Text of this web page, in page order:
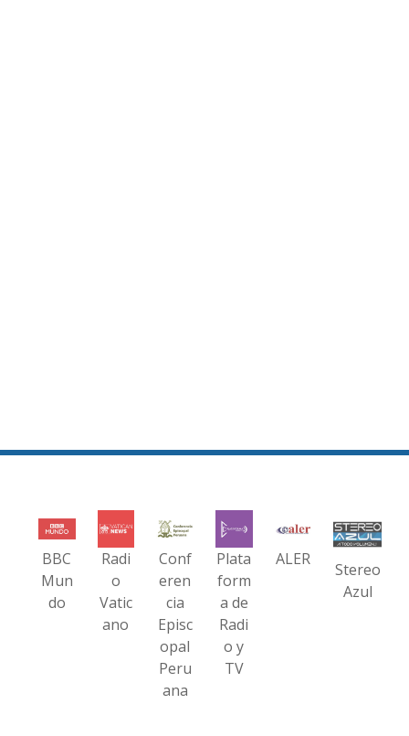
BBC
Mun
do
Radi
o
Vatic
ano
Conf
eren
cia
Episc
opal
Peru
ana
Plata
form
a de
Radi
o y
TV
ALER
Stereo
Azul